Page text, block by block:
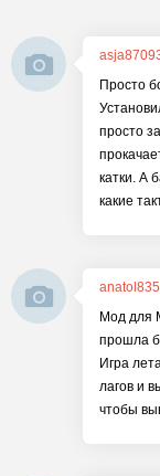
Просто
просто
катки. А
какие
Мод для
прошла
Игра
лагов и
чтобы